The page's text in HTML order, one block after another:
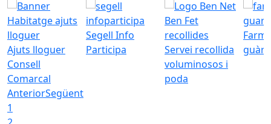
Ajuts lloguer
Consell
Comarcal
Segell Info
Participa
Servei recollida
voluminosos i
poda
AnteriorSegüent
1